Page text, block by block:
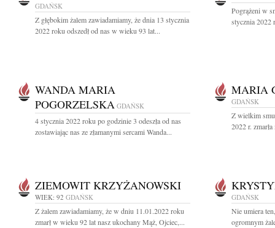
GDAŃSK
Z głębokim żalem zawiadamiamy, że dnia 13 stycznia
2022 roku odszedł od nas w wieku 93 lat...
Pogrążeni w
stycznia 2022
WANDA MARIA
POGORZELSKA GDAŃSK
4 stycznia 2022 roku po godzinie 3 odeszła od nas
zostawiając nas ze złamanymi sercami Wanda...
MARIA
GDAŃSK
Z wielkim
2022 r.
ZIEMOWIT KRZYŻANOWSKI
WIEK: 92 GDAŃSK
Z żalem zawiadamiamy, że w dniu 11.01.2022 roku
zmarł w wieku 92 lat nasz ukochany Mąż, Ojciec,...
GDAŃSK
Nie umiera
ogromnym